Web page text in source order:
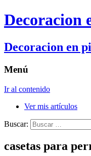
Decoracion
Decoracion en
Menú
Ir al contenido
Ver mis artículos
Buscar:
casetas para